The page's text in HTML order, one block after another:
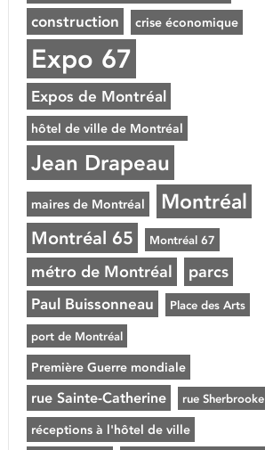
construction crise économique
Expo 67
Expos de Montréal
hôtel de ville de Montréal
Jean Drapeau
maires de Montréal Montréal
Montréal 65 Montréal 67
métro de Montréal parcs
Paul Buissonneau Place des Arts
port de Montréal
Première Guerre mondiale
rue Sainte-Catherine rue Sherbrooke
réceptions à l'hôtel de ville